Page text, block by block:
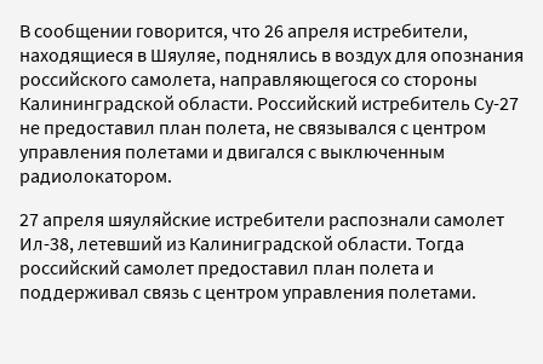
В сообщении говорится, что 26 апреля истребители,
находящиеся в Шяуляе, поднялись в воздух для опознания
российского самолета, направляющегося со стороны
Калининградской области. Российский истребитель Су-27
не предоставил план полета, не связывался с центром
управления полетами и двигался с выключенным
радиолокатором.
27 апреля шяуляйские истребители распознали самолет
Ил-38, летевший из Калиниградской области. Тогда
российский самолет предоставил план полета и
поддерживал связь с центром управления полетами.